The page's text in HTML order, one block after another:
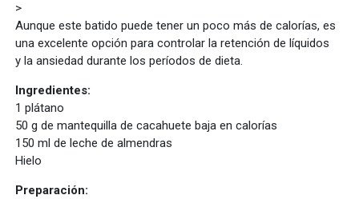
>
Aunque este batido puede tener un poco más de calorías, es
una excelente opción para controlar la retención de líquidos
y la ansiedad durante los períodos de dieta.
Ingredientes:
1 plátano
50 g de mantequilla de cacahuete baja en calorías
150 ml de leche de almendras
Hielo
Preparación: